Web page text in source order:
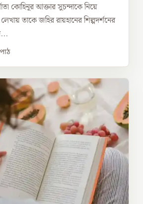
কোহিনূর আক্তার সুচন্দাকে নিয়ে
তাকে জহির রায়হানের শিল্পদর্শনের